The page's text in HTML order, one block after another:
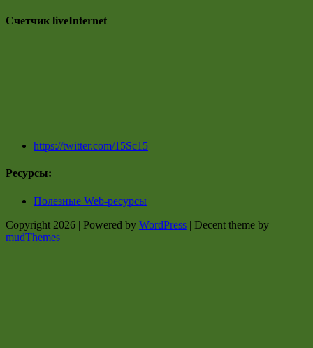
Счетчик liveInternet
https://twitter.com/15Sc15
Ресурсы:
Полезные Web-ресурсы
Copyright 2026 | Powered by WordPress | Decent theme by
mudThemes